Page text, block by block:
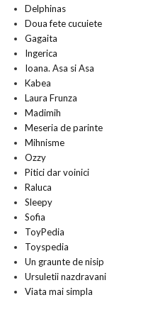
Delphinas
Doua fete cucuiete
Gagaita
Ingerica
Ioana. Asa si Asa
Kabea
Laura Frunza
Madimih
Meseria de parinte
Mihnisme
Ozzy
Pitici dar voinici
Raluca
Sleepy
Sofia
ToyPedia
Toyspedia
Un graunte de nisip
Ursuletii nazdravani
Viata mai simpla